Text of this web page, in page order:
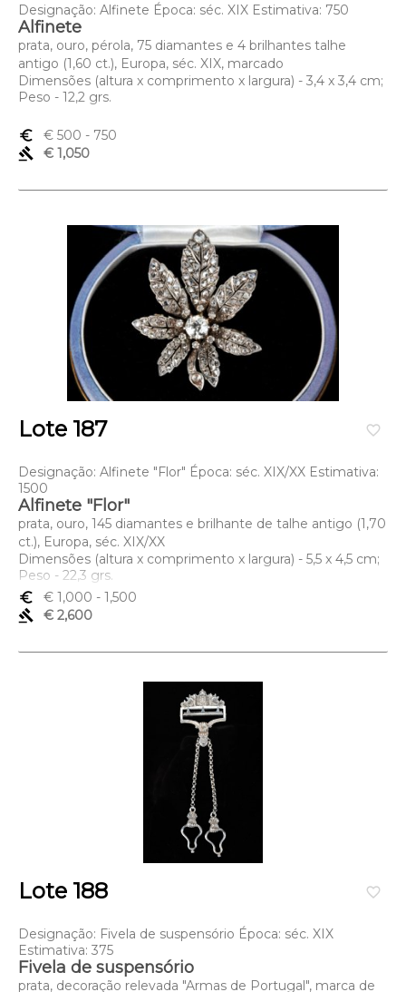
Designação: Alfinete Época: séc. XIX Estimativa: 750
Alfinete
prata, ouro, pérola, 75 diamantes e 4 brilhantes talhe
antigo (1,60 ct.), Europa, séc. XIX, marcado
Dimensões (altura x comprimento x largura) - 3,4 x 3,4 cm;
Peso - 12,2 grs.
euro_symbol € 500 - 750
gavel
€ 1,050
favorite_border
Lote 187
Designação: Alfinete "Flor" Época: séc. XIX/XX Estimativa:
1500
Alfinete "Flor"
prata, ouro, 145 diamantes e brilhante de talhe antigo (1,70
ct.), Europa, séc. XIX/XX
Dimensões (altura x comprimento x largura) - 5,5 x 4,5 cm;
Peso - 22,3 grs.
euro_symbol
€ 1,000 - 1,500
gavel
€ 2,600
favorite_border
Lote 188
Designação: Fivela de suspensório Época: séc. XIX
Estimativa: 375
Fivela de suspensório
prata, decoração relevada "Armas de Portugal", marca de